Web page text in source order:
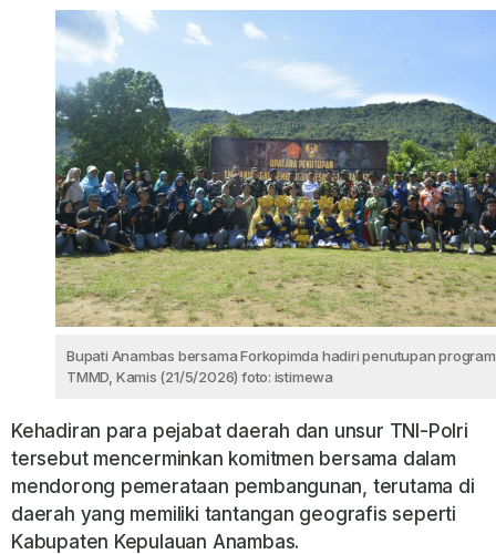
Bupati Anambas bersama Forkopimda hadiri penutupan program
TMMD, Kamis (21/5/2026) foto: istimewa
Kehadiran para pejabat daerah dan unsur TNI-Polri
tersebut mencerminkan komitmen bersama dalam
mendorong pemerataan pembangunan, terutama di
daerah yang memiliki tantangan geografis seperti
Kabupaten Kepulauan Anambas.